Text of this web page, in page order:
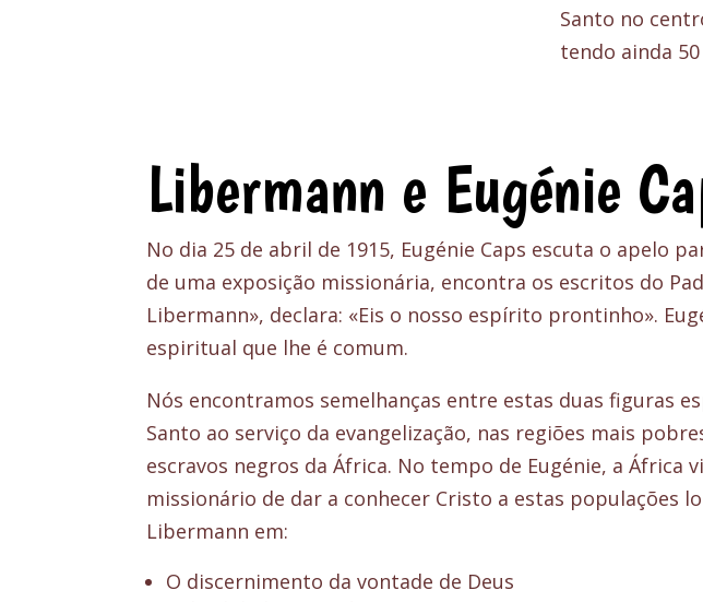
Santo no
tendo ainda 50
Libermann e Eugénie
No dia 25 de abril de 1915, Eugénie Caps escuta o apelo
de uma exposição missionária, encontra os escritos do
Libermann», declara: «Eis o nosso espírito prontinho».
espiritual que lhe é comum.
Nós encontramos semelhanças entre estas duas figuras
Santo ao serviço da evangelização, nas regiões mais
escravos negros da África. No tempo de Eugénie, a
missionário de dar a conhecer Cristo a estas populações
Libermann em:
O discernimento da vontade de Deus